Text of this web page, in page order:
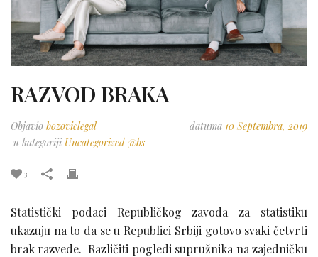
RAZVOD BRAKA
Objavio bozoviclegal datuma 10 Septembra, 2019
u kategoriji Uncategorized @bs
3
Statistički podaci Republičkog zavoda za statistiku
ukazuju na to da se u Republici Srbiji gotovo svaki četvrti
brak razvede. Različiti pogledi supružnika na zajedničku